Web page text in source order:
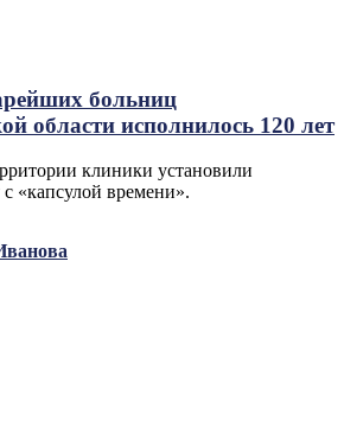
больниц
области исполнилось 120 лет
клиники установили
«капсулой времени».